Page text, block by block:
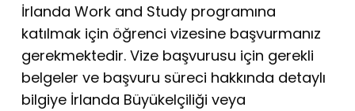
İrlanda Work and Study programına
katılmak için öğrenci vizesine başvurmanız
gerekmektedir. Vize başvurusu için gerekli
belgeler ve başvuru süreci hakkında detaylı
bilgiye İrlanda Büyükelçiliği veya